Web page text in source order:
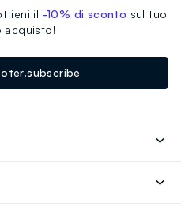
il -10% di sconto sul tuo
acquisto!